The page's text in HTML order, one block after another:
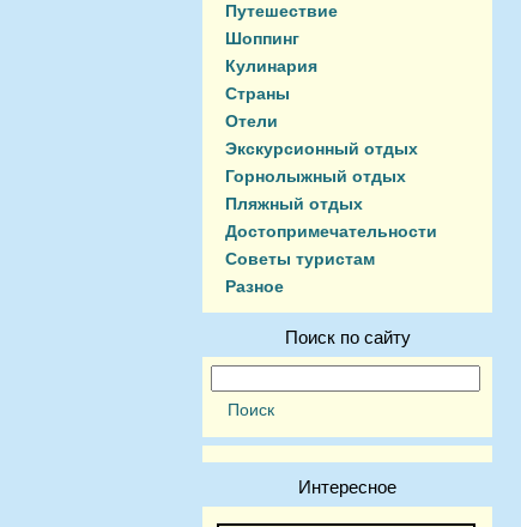
Путешествие
Шоппинг
Кулинария
Страны
Отели
Экскурсионный отдых
Горнолыжный отдых
Пляжный отдых
Достопримечательности
Советы туристам
Разное
Поиск по сайту
Интересное